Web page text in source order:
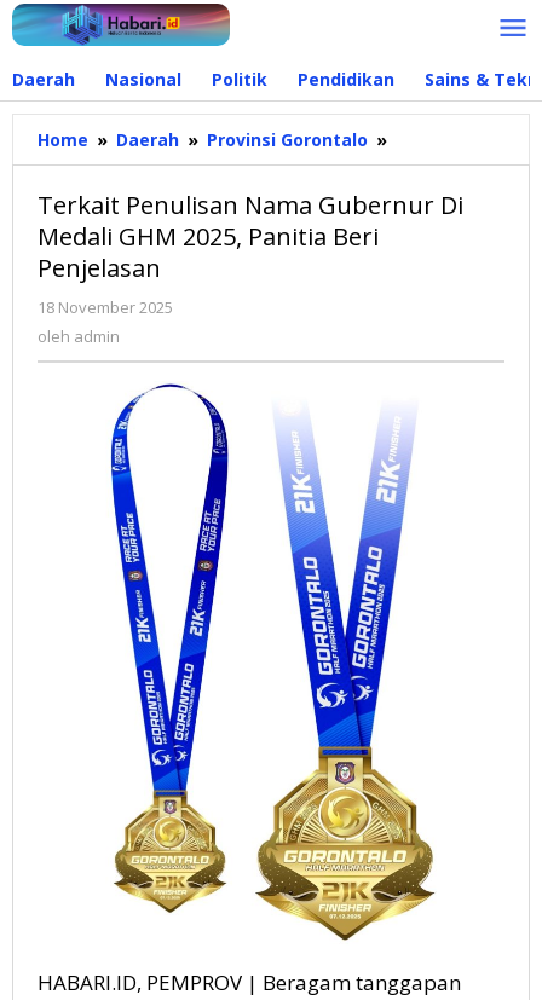
Lewati
ke
Daerah Nasional Politik Pendidikan Sains &
Home » Daerah » Provinsi Gorontalo »
Penulisan
Gubernur
Beri
Terkait Penulisan Nama Gubernur Di
Medali GHM 2025, Panitia Beri
Penjelasan
18 November 2025
oleh admin
HABARI.ID, PEMPROV | Beragam tanggapan